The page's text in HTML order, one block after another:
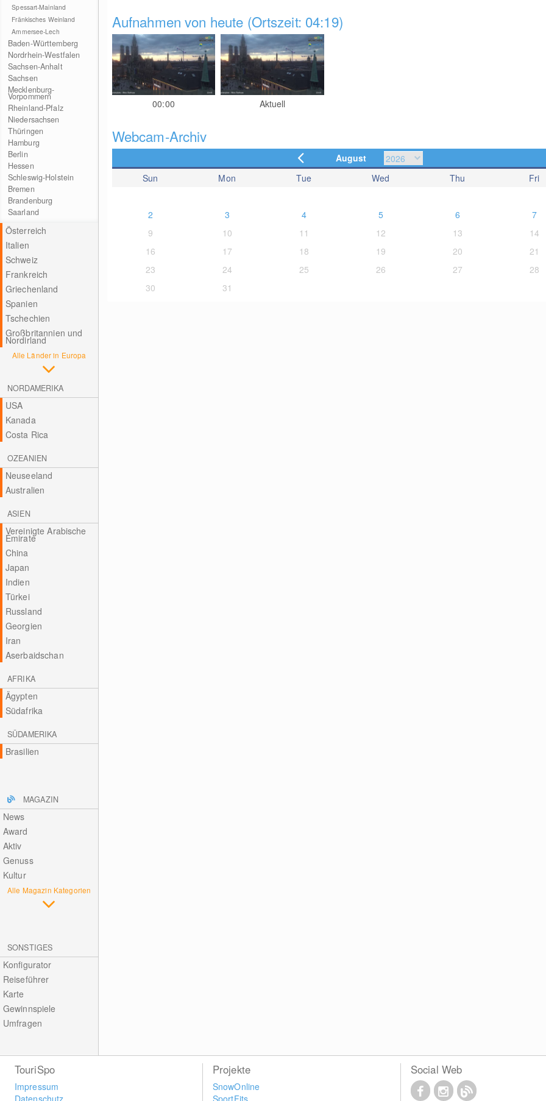
Spessart-Mainland
Fränkisches Weinland
Ammersee-Lech
Baden-Württemberg
Nordrhein-Westfalen
Sachsen-Anhalt
Sachsen
Mecklenburg-
Vorpommern
Rheinland-Pfalz
Niedersachsen
Thüringen
Hamburg
Berlin
Hessen
Schleswig-Holstein
Bremen
Brandenburg
Saarland
Österreich
Italien
Schweiz
Frankreich
Griechenland
Spanien
Tschechien
Großbritannien und
Nordirland
Alle Länder in Europa
NORDAMERIKA
USA
Kanada
Costa Rica
OZEANIEN
Neuseeland
Australien
ASIEN
Vereinigte Arabische
Emirate
China
Japan
Indien
Türkei
Russland
Georgien
Iran
Aserbaidschan
AFRIKA
Ägypten
Südafrika
SÜDAMERIKA
Brasilien
MAGAZIN
News
Award
Aktiv
Genuss
Kultur
Alle Magazin Kategorien
SONSTIGES
Konfigurator
Reiseführer
Karte
Gewinnspiele
Umfragen
Aufnahmen von heute (Ortszeit: 04:19)
00:00 Aktuell
Webcam-Archiv
August
Sun
Mon Tue Wed Thu Fri
2
3 4 5 6 7
9
10 11 12 13 14
16
17 18 19 20 21
23
24 25 26 27 28
30
31
TouriSpo
Impressum
Datenschutz
Projekte
SnowOnline
SportFits
Social Web